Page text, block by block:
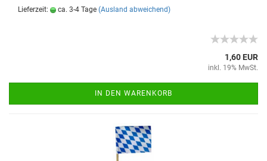
Lieferzeit: ca. 3-4 Tage (Ausland abweichend)
1,60 EUR
inkl. 19% MwSt.
IN DEN WARENKORB